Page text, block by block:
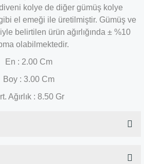
kolye de diğer gümüş kolye
el emeği ile üretilmiştir. Gümüş ve
belirtilen ürün ağırlığında ± %10
olabilmektedir.
En : 2.00 Cm
Boy : 3.00 Cm
Ağırlık : 8.50 Gr